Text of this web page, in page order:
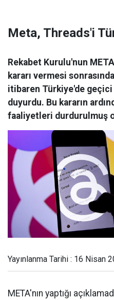
Meta, Threads'i
Rekabet Kurulu'nun
kararı vermesi
itibaren Türkiye'de geçici
duyurdu. Bu kararın
faaliyetleri durdurulmuş
Yayınlanma Tarihi : 16 Nisan
META'nın yaptığı